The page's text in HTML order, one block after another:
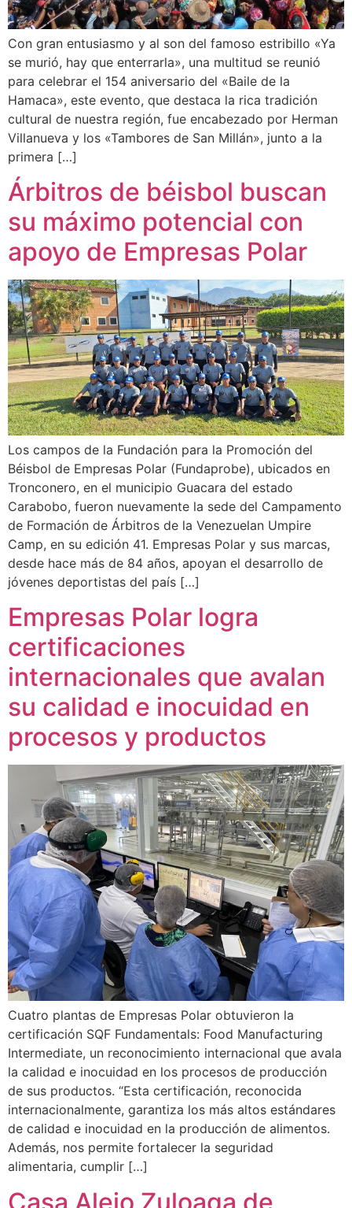
Con gran entusiasmo y al son del famoso estribillo «Ya
se murió, hay que enterrarla», una multitud se reunió
para celebrar el 154 aniversario del «Baile de la
Hamaca», este evento, que destaca la rica tradición
cultural de nuestra región, fue encabezado por Herman
Villanueva y los «Tambores de San Millán», junto a la
primera […]
Árbitros de béisbol buscan
su máximo potencial con
apoyo de Empresas Polar
Los campos de la Fundación para la Promoción del
Béisbol de Empresas Polar (Fundaprobe), ubicados en
Tronconero, en el municipio Guacara del estado
Carabobo, fueron nuevamente la sede del Campamento
de Formación de Árbitros de la Venezuelan Umpire
Camp, en su edición 41. Empresas Polar y sus marcas,
desde hace más de 84 años, apoyan el desarrollo de
jóvenes deportistas del país […]
Empresas Polar logra
certificaciones
internacionales que avalan
su calidad e inocuidad en
procesos y productos
Cuatro plantas de Empresas Polar obtuvieron la
certificación SQF Fundamentals: Food Manufacturing
Intermediate, un reconocimiento internacional que avala
la calidad e inocuidad en los procesos de producción
de sus productos. “Esta certificación, reconocida
internacionalmente, garantiza los más altos estándares
de calidad e inocuidad en la producción de alimentos.
Además, nos permite fortalecer la seguridad
alimentaria, cumplir […]